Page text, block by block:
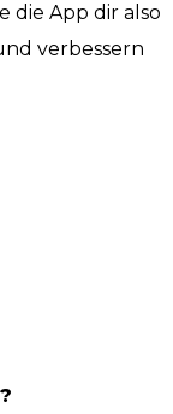
die App dir also
verbessern